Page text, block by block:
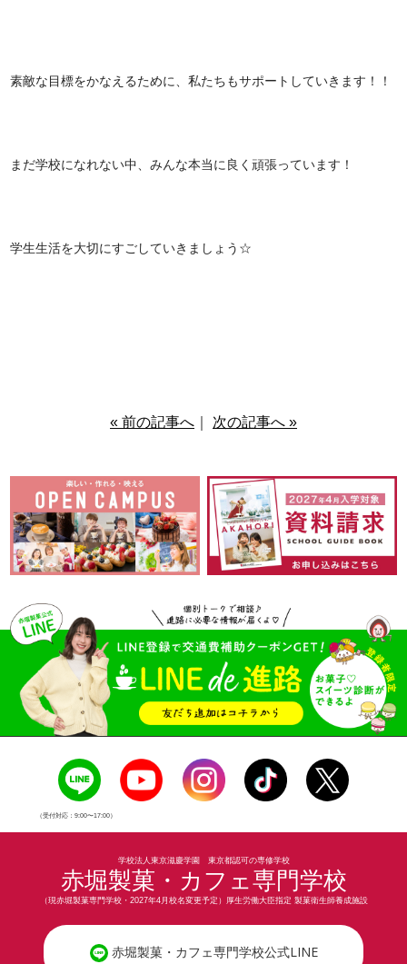
素敵な目標をかなえるために、私たちもサポートしていきます！！
まだ学校になれない中、みんな本当に良く頑張っています！
学生生活を大切にすごしていきましょう☆
« 前の記事へ 次の記事へ »
（受付対応：9:00〜17:00）
学校法人東京滋慶学園 東京都認可の専修学校
赤堀製菓・カフェ専門学校
（現赤堀製菓専門学校・2027年4月校名変更予定）厚生労働大臣指定 製菓衛生師養成施設
赤堀製菓・カフェ専門学校公式LINE